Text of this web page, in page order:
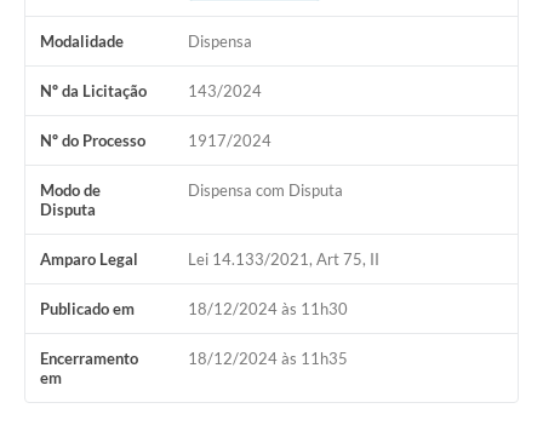
Modalidade Dispensa
Nº da Licitação 143/2024
Nº do Processo 1917/2024
Modo de
Disputa
Dispensa com Disputa
Amparo Legal Lei 14.133/2021, Art 75, II
Publicado em 18/12/2024 às 11h30
Encerramento
em
18/12/2024 às 11h35